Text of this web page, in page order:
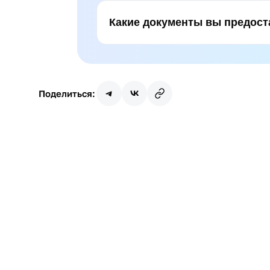
Какие документы вы
Поделиться: